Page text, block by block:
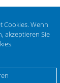
Cookies. Wenn
akzeptieren Sie